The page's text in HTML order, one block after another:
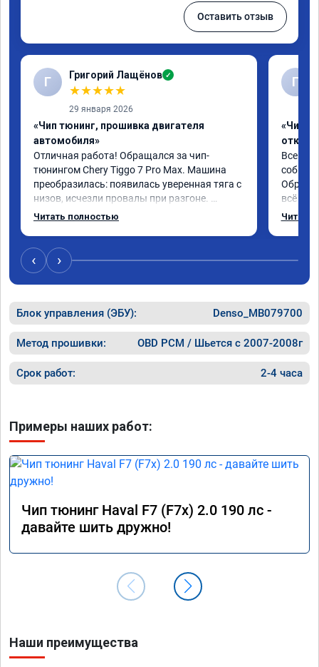
Оставить отзыв
Г Григорий Лащёнов ✓
★★★★★
29 января 2026
«Чип тюнинг, прошивка двигателя
автомобиля»
Отличная работа! Обращался за чип-
тюнингом Chery Tiggo 7 Pro Max. Машина
преобразилась: появилась уверенная тяга с
низов, исчезли провалы при разгоне.
Расход в спокойном режиме даже немного
всем, кто сомневается.
Читать полностью
Г
«Чип
Всем
всё в
Читать
‹ ›
Блок управления (ЭБУ): Denso_MB079700
Метод прошивки: OBD PCM / Шьется с 2007-2008г
Срок работ: 2-4 часа
Примеры наших работ:
Чип тюнинг Haval F7 (F7x) 2.0 190 лс -
давайте шить дружно!
Наши преимущества